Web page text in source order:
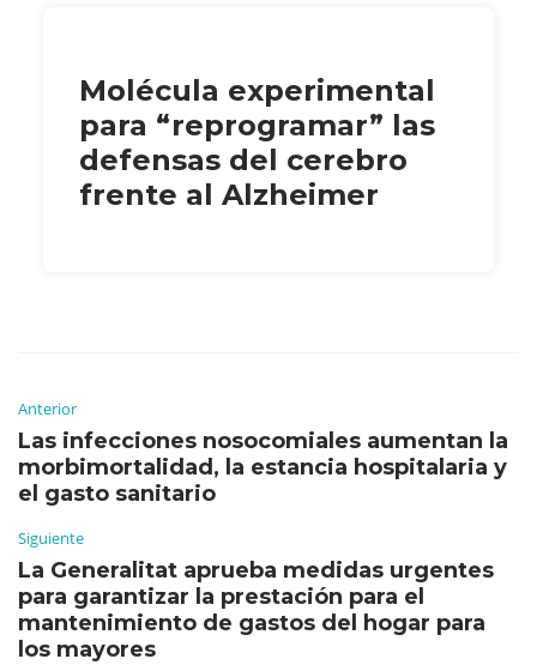
Molécula experimental
para “reprogramar” las
defensas del cerebro
frente al Alzheimer
Anterior
Las infecciones nosocomiales aumentan la
morbimortalidad, la estancia hospitalaria y
el gasto sanitario
Siguiente
La Generalitat aprueba medidas urgentes
para garantizar la prestación para el
mantenimiento de gastos del hogar para
los mayores